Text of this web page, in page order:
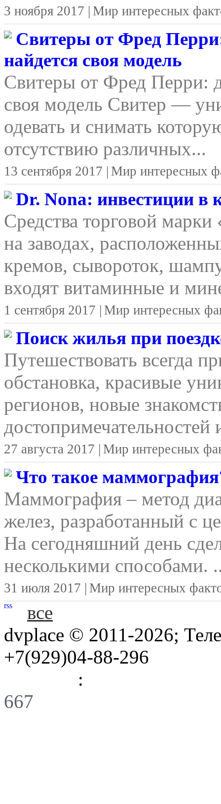
3 ноября 2017 | Мир интересных
Свитеры от Фред
найдется своя модель
Свитеры от Фред Перри:
своя модель Свитер —
одевать и снимать
отсутствию различных...
13 сентября 2017 | Мир интересных
Dr. Nona: инвестиции в
Средства торговой
на заводах,
кремов, сывороток,
входят витаминные и
1 сентября 2017 | Мир интересных
Поиск жилья при
Путешествовать всегда
обстановка, красивые
регионов, новые
достопримечательностей
27 августа 2017 | Мир интересных
Что такое
Маммография – метод
желез, разработанный с
На сегодняшний день
несколькими способами.
31 июля 2017 | Мир интересных
rss
все
dvplace © 2011-2026;
+7(929)04-88-296
:
667